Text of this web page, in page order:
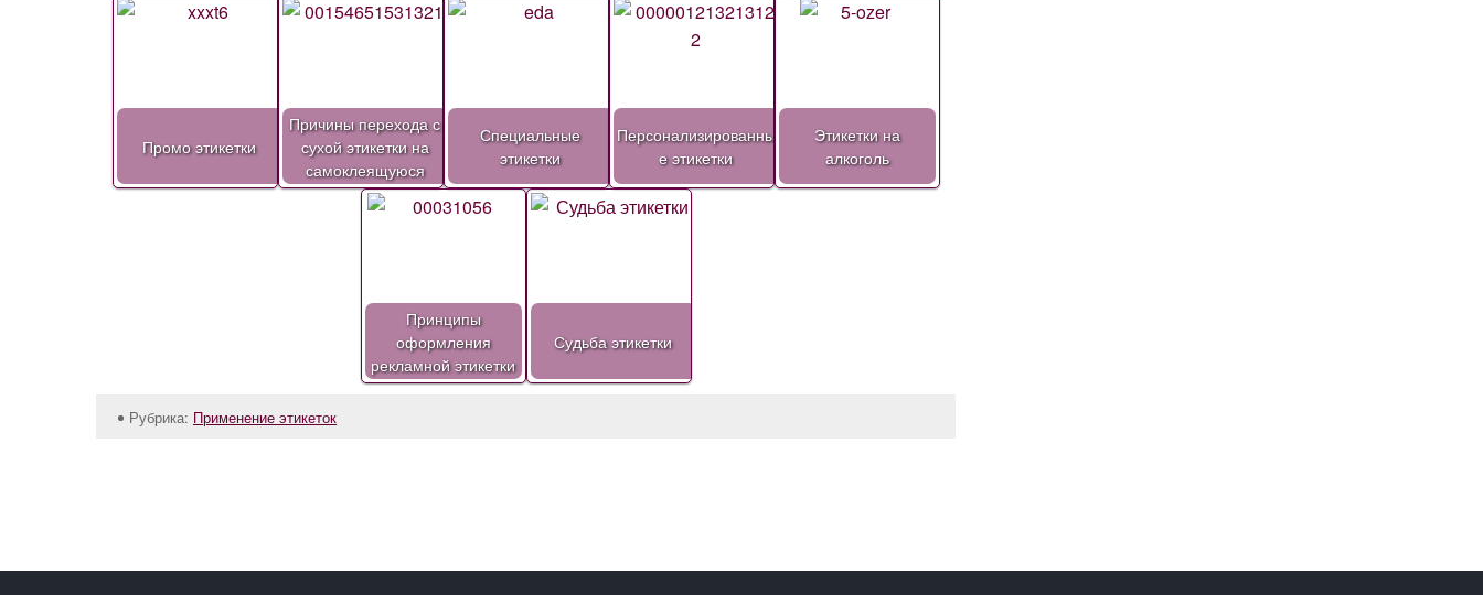
Промо этикетки
Причины перехода с
сухой этикетки на
самоклеящуюся
Специальные
этикетки
Персонализированны
е этикетки
Этикетки на
алкоголь
Принципы
оформления
рекламной этикетки
Судьба этикетки
Рубрика: Применение этикеток